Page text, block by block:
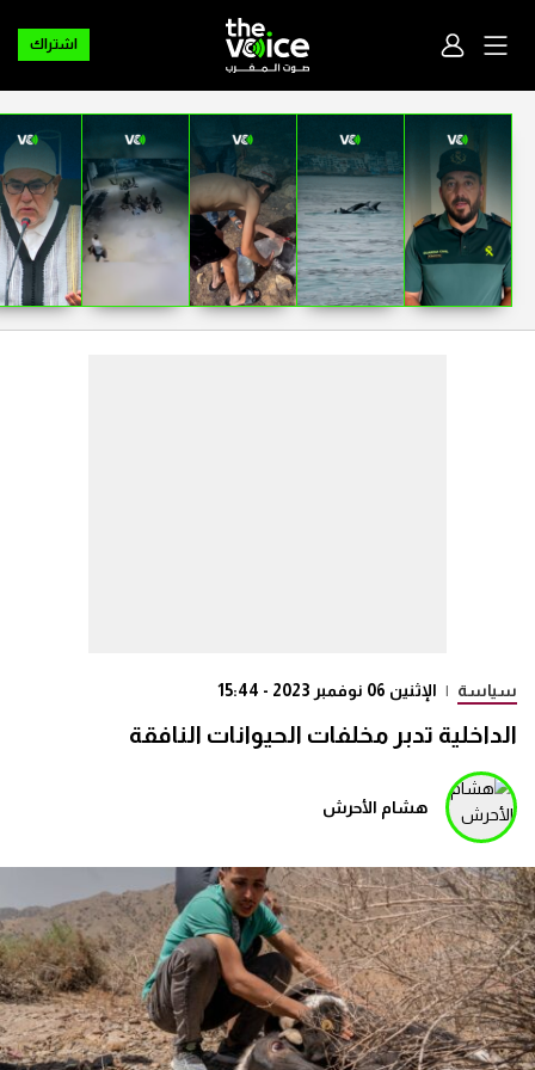
اشتراك
سياسة | الإثنين 06 نوفمبر 2023 - 15:44
الداخلية تدبر مخلفات الحيوانات النافقة
هشام الأحرش